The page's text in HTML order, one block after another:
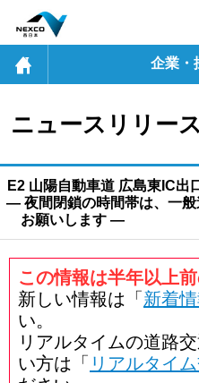
企業・
ニュースリリース
E2 山陽自動車道 広島東IC出
― 夜間閉鎖の時間帯は、一
お願いします ―
この情報は半年以上前
新しい情報は「 新着
い。
リアルタイムの道路
い方は「 リアルタイ